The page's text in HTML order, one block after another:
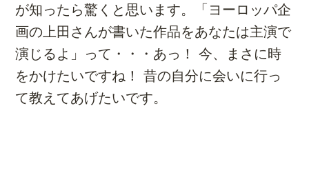
が知ったら驚くと思います。「ヨーロッパ企
画の上田さんが書いた作品をあなたは主演で
演じるよ」って・・・あっ！ 今、まさに時
をかけたいですね！ 昔の自分に会いに行っ
て教えてあげたいです。